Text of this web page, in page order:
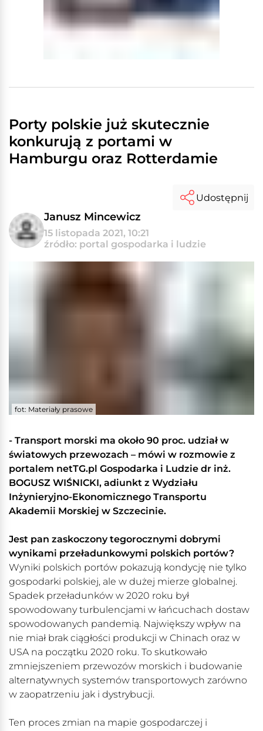
Porty polskie już skutecznie
konkurują z portami w
Hamburgu oraz Rotterdamie
Janusz Mincewicz
15 listopada 2021, 10:21
źródło: portal gospodarka i ludzie
Udostępnij
fot: Materiały prasowe
- Transport morski ma około 90 proc. udział w
światowych przewozach – mówi w rozmowie z
portalem netTG.pl Gospodarka i Ludzie dr inż.
BOGUSZ WIŚNICKI, adiunkt z Wydziału
Inżynieryjno-Ekonomicznego Transportu
Akademii Morskiej w Szczecinie.
Jest pan zaskoczony tegorocznymi dobrymi
wynikami przeładunkowymi polskich portów?
Wyniki polskich portów pokazują kondycję nie tylko
gospodarki polskiej, ale w dużej mierze globalnej.
Spadek przeładunków w 2020 roku był
spowodowany turbulencjami w łańcuchach dostaw
spowodowanych pandemią. Największy wpływ na
nie miał brak ciągłości produkcji w Chinach oraz w
USA na początku 2020 roku. To skutkowało
zmniejszeniem przewozów morskich i budowanie
alternatywnych systemów transportowych zarówno
w zaopatrzeniu jak i dystrybucji.
Ten proces zmian na mapie gospodarczej i